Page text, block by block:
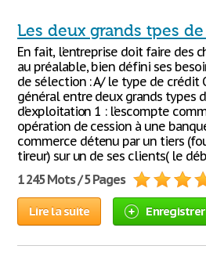
Les deux grands tpes
En fait, l’entreprise doit faire des
au préalable, bien défini ses
de sélection : A/ le type de crédit
général entre deux grands types
d’exploitation 1 : l’escompte
opération de cession à une
commerce détenu par un tiers
tireur) sur un de ses clients( le
1 245 Mots / 5 Pages
Lire la suite Enregistrer